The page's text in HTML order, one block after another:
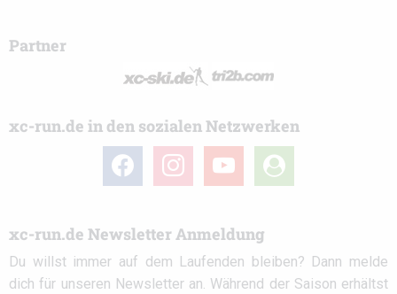
Partner
xc-run.de in den sozialen Netzwerken
facebook instagramyoutube
user-
circle
xc-run.de Newsletter Anmeldung
Du willst immer auf dem Laufenden bleiben? Dann melde
dich für unseren Newsletter an. Während der Saison erhältst